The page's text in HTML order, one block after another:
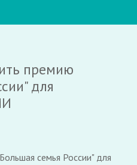
премию
для
семья России" для